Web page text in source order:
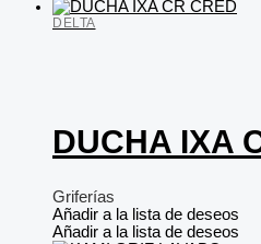
DELTA
DUCHA IXA
Griferías
Añadir a la lista de deseos
Añadir a la lista de deseos